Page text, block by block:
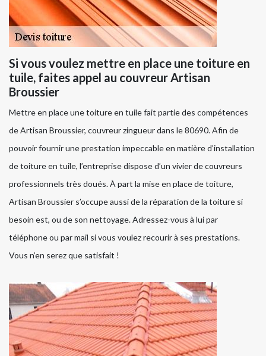
Si vous voulez mettre en place une toiture en
tuile, faites appel au couvreur Artisan
Broussier
Mettre en place une toiture en tuile fait partie des compétences
de Artisan Broussier, couvreur zingueur dans le 80690. Afin de
pouvoir fournir une prestation impeccable en matière d’installation
de toiture en tuile, l’entreprise dispose d’un vivier de couvreurs
professionnels très doués. À part la mise en place de toiture,
Artisan Broussier s’occupe aussi de la réparation de la toiture si
besoin est, ou de son nettoyage. Adressez-vous à lui par
téléphone ou par mail si vous voulez recourir à ses prestations.
Vous n’en serez que satisfait !